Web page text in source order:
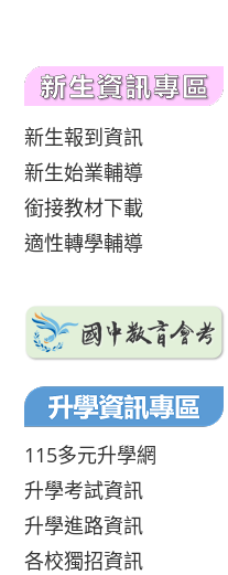
新生報到資訊
新生始業輔導
銜接教材下載
適性轉學輔導
115多元升學網
升學考試資訊
升學進路資訊
各校獨招資訊